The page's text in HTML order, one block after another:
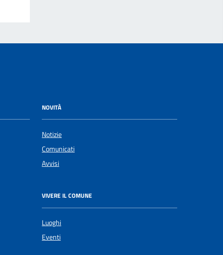
NOVITÀ
Notizie
Comunicati
Avvisi
VIVERE IL COMUNE
Luoghi
Eventi